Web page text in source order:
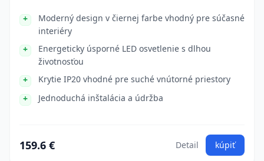
Moderný design v čiernej farbe vhodný pre súčasné
interiéry
Energeticky úsporné LED osvetlenie s dlhou
životnosťou
Krytie IP20 vhodné pre suché vnútorné priestory
Jednoduchá inštalácia a údržba
159.6 € Detail kúpiť